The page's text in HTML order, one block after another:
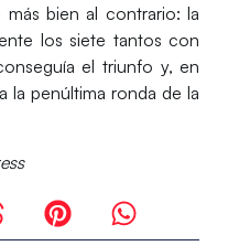
más bien al contrario:la
los siete tantos con
el triunfo y, en
la penúltima ronda de la